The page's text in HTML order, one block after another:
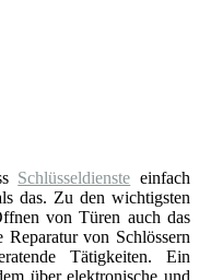
Schlüsseldienste einfach
das. Zu den wichtigsten
von Türen auch das
von Schlössern
Tätigkeiten. Ein
über elektronische und